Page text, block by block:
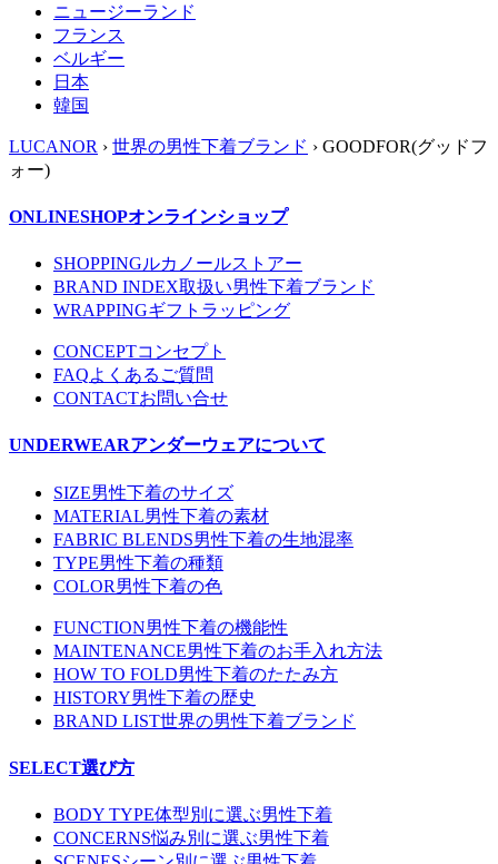
ニュージーランド
フランス
ベルギー
日本
韓国
LUCANOR › 世界の男性下着ブランド › GOODFOR(グッドフ
ォー)
ONLINESHOPオンラインショップ
SHOPPINGルカノールストアー
BRAND INDEX取扱い男性下着ブランド
WRAPPINGギフトラッピング
CONCEPTコンセプト
FAQよくあるご質問
CONTACTお問い合せ
UNDERWEARアンダーウェアについて
SIZE男性下着のサイズ
MATERIAL男性下着の素材
FABRIC BLENDS男性下着の生地混率
TYPE男性下着の種類
COLOR男性下着の色
FUNCTION男性下着の機能性
MAINTENANCE男性下着のお手入れ方法
HOW TO FOLD男性下着のたたみ方
HISTORY男性下着の歴史
BRAND LIST世界の男性下着ブランド
SELECT選び方
BODY TYPE体型別に選ぶ男性下着
CONCERNS悩み別に選ぶ男性下着